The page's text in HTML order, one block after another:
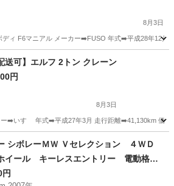
8月3日
ディ F6マニアル メーカー➡️FUSO 年式➡️平成28年12
他送可】エルフ 2トン クレーン
円
8月3日
ー➡️いすゞ 年式➡️平成27年3月 走行距離➡️41,130km 価
クレーン
シボレーＭＷ Ｖセレクション ４ＷＤ
イール キーレスエントリー 電動格納
ートヒーター ＡＴ 衝突安全ボデ